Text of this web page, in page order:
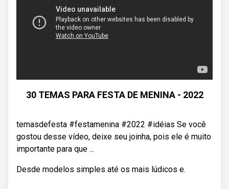
30 TEMAS PARA FESTA DE MENINA - 2022
temasdefesta #festamenina #2022 #idéias Se você
gostou desse vídeo, deixe seu joinha, pois ele é muito
importante para que ...
Desde modelos simples até os mais lúdicos e.